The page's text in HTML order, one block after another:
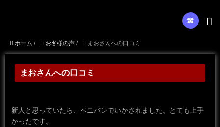
☎︎
ホーム / お客様の声 / まおさんへの口コミ
まおさんへの口コミ
新人と思っていたら、ペニバンでいかされました。とても上手
かったです。